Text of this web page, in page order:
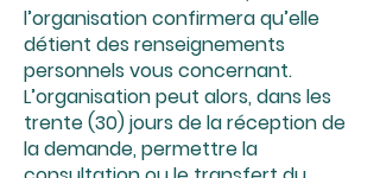
l’organisation confirmera qu’elle
détient des renseignements
personnels vous concernant.
L’organisation peut alors, dans les
trente (30) jours de la réception de
la demande, permettre la